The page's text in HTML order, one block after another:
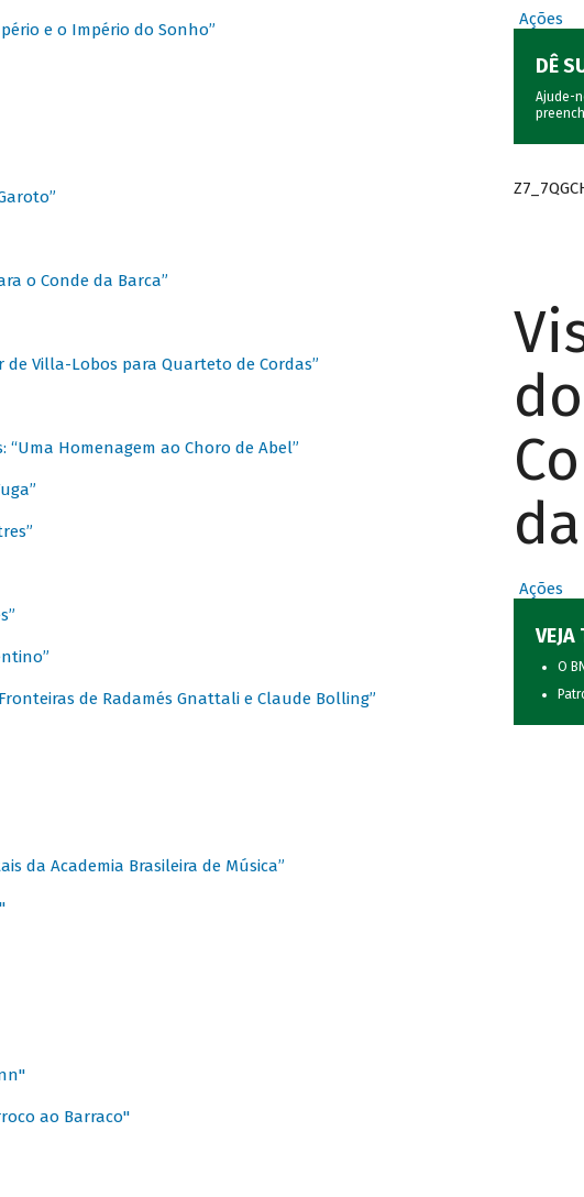
e o Império do Sonho”
o Conde da Barca”
Villa-Lobos para Quarteto de Cordas”
“Uma Homenagem ao Choro de Abel”
de Radamés Gnattali e Claude Bolling”
da Academia Brasileira de Música”
ao Barraco"
Ações
DÊ
Ajude-
do
Ações
VEJA
O